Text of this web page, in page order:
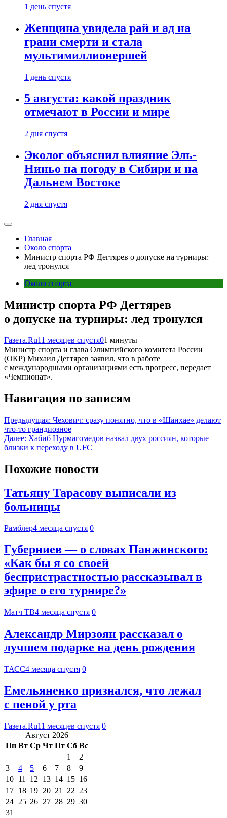
1 день спустя
Женщина увидела рай и ад на
грани смерти и стала
мультимиллионершей
1 день спустя
5 августа: какой праздник
отмечают в России и мире
2 дня спустя
Эколог объяснил влияние Эль-
Ниньо на погоду в Сибири и на
Дальнем Востоке
2 дня спустя
Главная
Около спорта
Министр спорта РФ Дегтярев о допуске на турниры:
лед тронулся
Около спорта
Министр спорта РФ Дегтярев
о допуске на турниры: лед тронулся
Газета.Ru11 месяцев спустя01 минуты
Министр спорта и глава Олимпийского комитета России
(ОКР) Михаил Дегтярев заявил, что в работе
с международными организациями есть прогресс, передает
«Чемпионат».
Навигация по записям
Предыдущая: Чехович: сразу понятно, что в «Шанхае» делают
что-то грандиозное
Далее: Хабиб Нурмагомедов назвал двух россиян, которые
близки к переходу в UFC
Похожие новости
Татьяну Тарасову выписали из
больницы
Рамблер4 месяца спустя 0
Губерниев — о словах Панжинского:
«Как бы я со своей
беспристрастностью рассказывал в
эфире о его турнире?»
Матч ТВ4 месяца спустя 0
Александр Мирзоян рассказал о
лучшем подарке на день рождения
ТАСС4 месяца спустя 0
Емельяненко признался, что лежал
с пеной у рта
Газета.Ru11 месяцев спустя 0
Август 2026
Пн Вт Ср Чт Пт Сб Вс
1
2
3
4 5 6 7 8
9
10 11 12 13 14 15 16
17 18 19 20 21 22 23
24 25 26 27 28 29 30
31